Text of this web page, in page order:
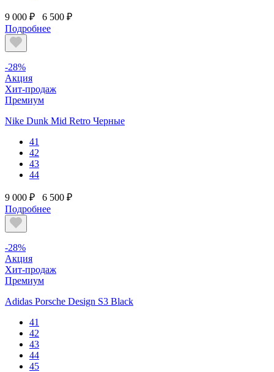
9 000 ₽
6 500 ₽
Подробнее
-28%
Акция
Хит-продаж
Премиум
Nike Dunk Mid Retro Черные
41
42
43
44
9 000 ₽
6 500 ₽
Подробнее
-28%
Акция
Хит-продаж
Премиум
Adidas Porsche Design S3 Black
41
42
43
44
45